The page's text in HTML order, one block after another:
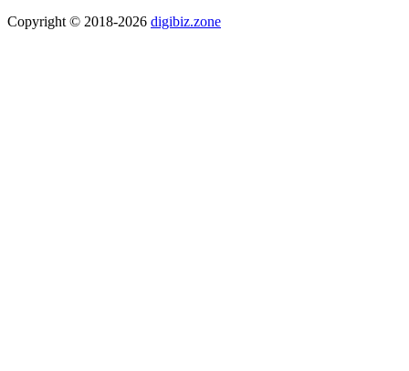
Copyright © 2018-2026 digibiz.zone